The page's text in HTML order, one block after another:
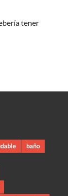
tener
baño